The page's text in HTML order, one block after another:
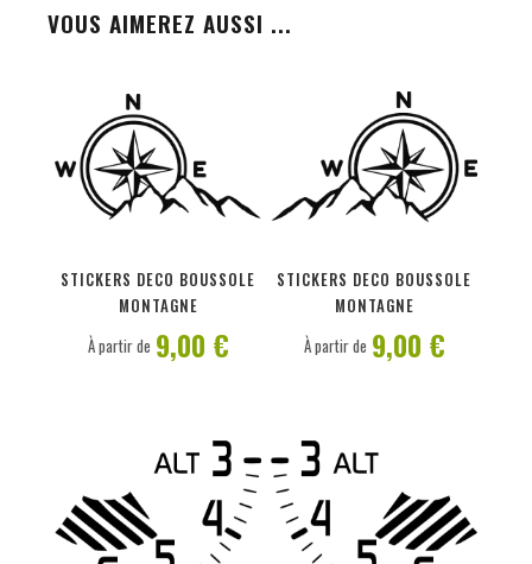
VOUS AIMEREZ AUSSI ...
STICKERS DECO BOUSSOLE
MONTAGNE
À partir de 9,00 €
STICKERS DECO BOUSSOLE
MONTAGNE
À partir de 9,00 €